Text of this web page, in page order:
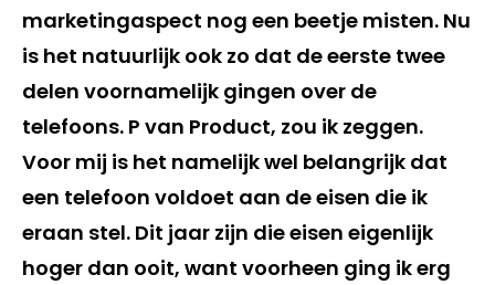
marketingaspect nog een beetje misten. Nu
is het natuurlijk ook zo dat de eerste twee
delen voornamelijk gingen over de
telefoons. P van Product, zou ik zeggen.
Voor mij is het namelijk wel belangrijk dat
een telefoon voldoet aan de eisen die ik
eraan stel. Dit jaar zijn die eisen eigenlijk
hoger dan ooit, want voorheen ging ik erg